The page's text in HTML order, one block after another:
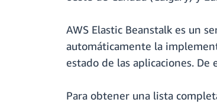
AWS Elastic Beanstalk es un
automáticamente la
estado de las aplicaciones.
Para obtener una lista